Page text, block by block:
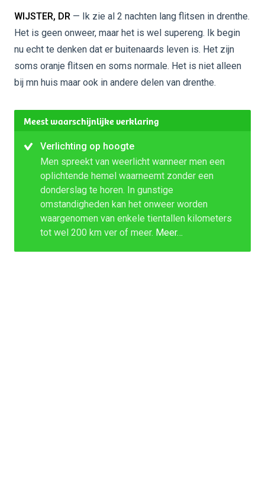
WIJSTER, DR — Ik zie al 2 nachten lang flitsen in drenthe.
Het is geen onweer, maar het is wel supereng. Ik begin
nu echt te denken dat er buitenaards leven is. Het zijn
soms oranje flitsen en soms normale. Het is niet alleen
bij mn huis maar ook in andere delen van drenthe.
Meest waarschijnlijke verklaring
Verlichting op hoogte
Men spreekt van weerlicht wanneer men een
oplichtende hemel waarneemt zonder een
donderslag te horen. In gunstige
omstandigheden kan het onweer worden
waargenomen van enkele tientallen kilometers
tot wel 200 km ver of meer. Meer…